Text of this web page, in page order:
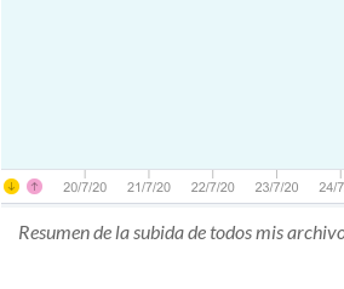
Resumen de la subida de todos mis